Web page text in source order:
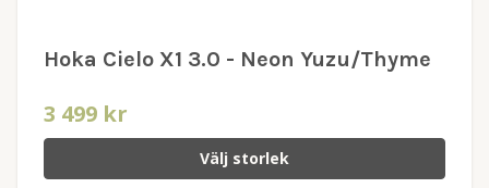
Hoka Cielo X1 3.0 - Neon Yuzu/Thyme
3 499 kr
Välj storlek